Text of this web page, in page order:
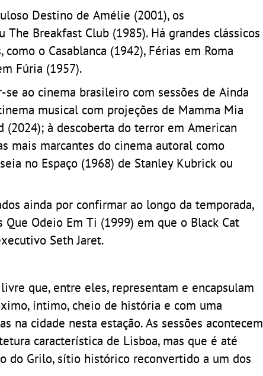
Destino de Amélie (2001), os
Breakfast Club (1985). Há grandes clássicos
o Casablanca (1942), Férias em Roma
Fúria (1957).
ao cinema brasileiro com sessões de Ainda
musical com projeções de Mamma Mia
(2024); à descoberta do terror em American
mais marcantes do cinema autoral como
no Espaço (1968) de Stanley Kubrick ou
ainda por confirmar ao longo da temporada,
Odeio Em Ti (1999) em que o Black Cat
Seth Jaret.
que, entre eles, representam e encapsulam
íntimo, cheio de história e com uma
na cidade nesta estação. As sessões acontecem
característica de Lisboa, mas que é até
do Grilo, sítio histórico reconvertido a um dos